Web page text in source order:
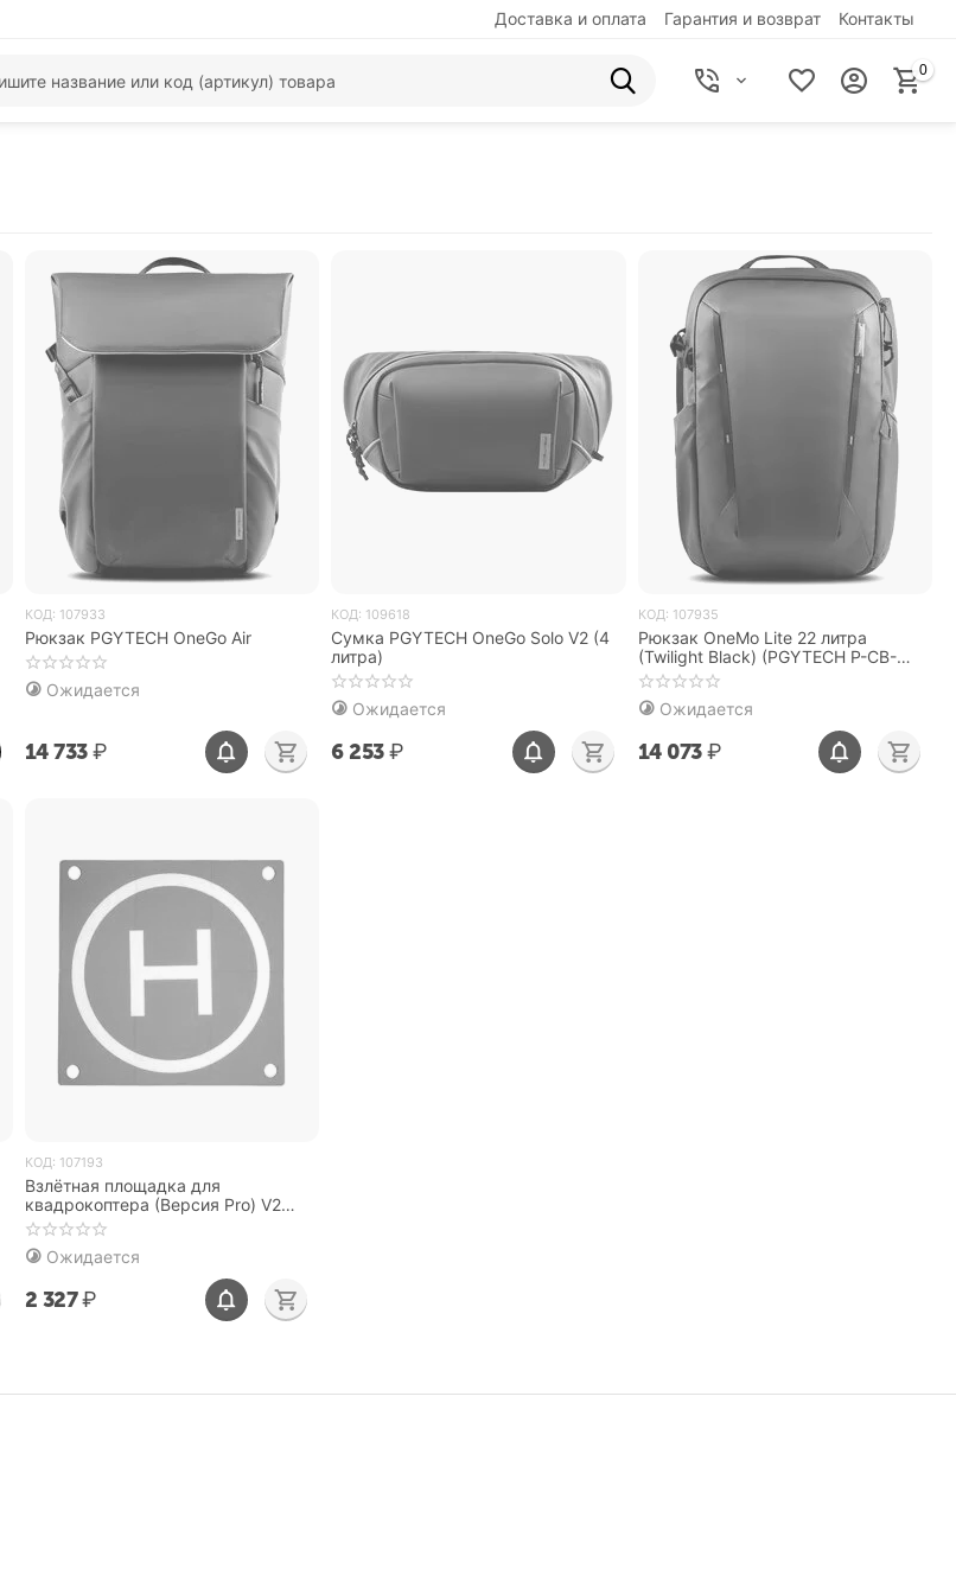
Доставка и оплата Гарантия и возврат Контакты
0
КОД: 107933
Рюкзак PGYTECH OneGo Air
Ожидается
14 733₽
КОД: 109618
Сумка PGYTECH OneGo Solo V2 (4
литра)
Ожидается
6 253₽
КОД: 107935
Рюкзак OneMo Lite 22 литра
(Twilight Black) (PGYTECH P-CB-
115)
Ожидается
14 073₽
КОД: 107193
Взлётная площадка для
квадрокоптера (Версия Pro) V2
(PGYTECH P-GM-143)
Ожидается
2 327₽